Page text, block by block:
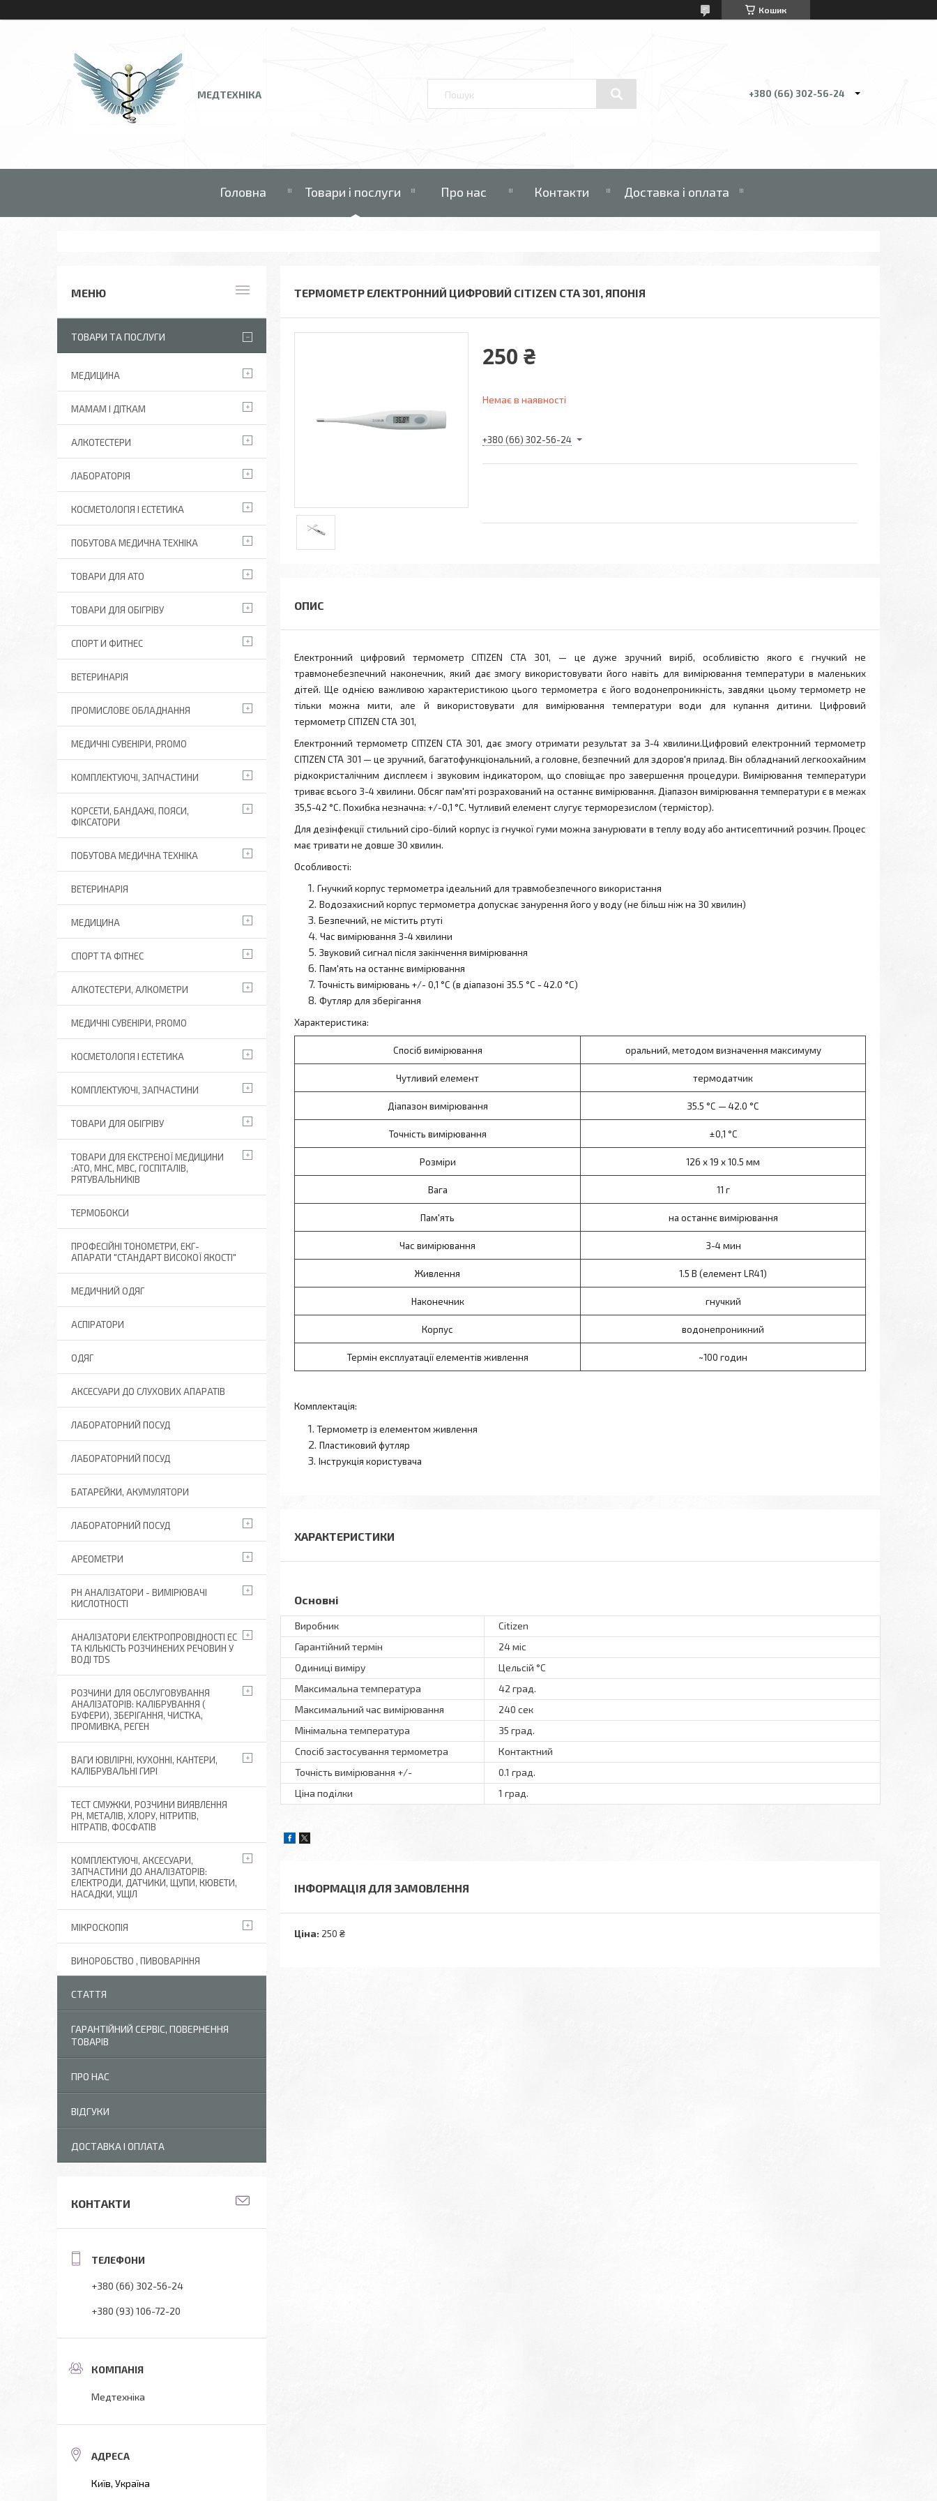
Кошик
МЕДТЕХНІКА +380 (66) 302-56-24
Головна Товари і послуги Про нас Контакти Доставка і оплата
ТЕРМОМЕТР ЕЛЕКТРОННИЙ ЦИФРОВИЙ CITIZEN CTA 301, ЯПОНІЯ
250 ₴
Немає в наявності
+380 (66) 302-56-24
Електронний цифровий термометр CITIZEN CTA 301, — це дуже зручний виріб, особливістю якого є гнучкий не
травмонебезпечний наконечник, який дає змогу використовувати його навіть для вимірювання температури в маленьких
дітей. Ще однією важливою характеристикою цього термометра є його водонепроникність, завдяки цьому термометр не
тільки можна мити, але й використовувати для вимірювання температури води для купання дитини. Цифровий
термометр CITIZEN CTA 301,
Електронний термометр CITIZEN CTA 301, дає змогу отримати результат за 3-4 хвилини.Цифровий електронний термометр
CITIZEN CTA 301 — це зручний, багатофункціональний, а головне, безпечний для здоров'я прилад. Він обладнаний легкоохайним
рідкокристалічним дисплеєм і звуковим індикатором, що сповіщає про завершення процедури. Вимірювання температури
триває всього 3-4 хвилини. Обсяг пам'яті розрахований на останнє вимірювання. Діапазон вимірювання температури є в межах
35,5-42 °C. Похибка незначна: +/-0,1 °C. Чутливий елемент слугує терморезислом (термістор).
Для дезінфекції стильний сіро-білий корпус із гнучкої гуми можна занурювати в теплу воду або антисептичний розчин. Процес
має тривати не довше 30 хвилин.
Особливості:
Гнучкий корпус термометра ідеальний для травмобезпечного використання
Водозахисний корпус термометра допускає занурення його у воду (не більш ніж на 30 хвилин)
Безпечний, не містить ртуті
Час вимірювання 3-4 хвилини
Звуковий сигнал після закінчення вимірювання
Пам'ять на останнє вимірювання
Точність вимірювань +/- 0,1 °C (в діапазоні 35.5 °C - 42.0 °C)
Футляр для зберігання
Характеристика:
Спосіб вимірювання оральний, методом визначення максимуму
Чутливий елемент термодатчик
Діапазон вимірювання 35.5 °C — 42.0 °C
Точність вимірювання ±0,1 °C
Розміри 126 x 19 х 10.5 мм
Вага 11 г
Пам'ять на останнє вимірювання
Час вимірювання 3-4 мин
Живлення 1.5 В (елемент LR41)
Наконечник гнучкий
Корпус водонепроникний
Термін експлуатації елементів живлення ~100 годин
Комплектація:
Термометр із елементом живлення
Пластиковий футляр
Інструкція користувача
ХАРАКТЕРИСТИКИ
Основні
Виробник
Citizen
Гарантійний термін
24 міс
Одиниці виміру
Цельсій °C
Максимальна температура
42 град.
Максимальний час вимірювання
240 сек
Мінімальна температура
35 град.
Спосіб застосування термометра
Контактний
Точність вимірювання +/-
0.1 град.
Ціна поділки
1 град.
ІНФОРМАЦІЯ ДЛЯ ЗАМОВЛЕННЯ
Ціна: 250 ₴
ТОВАРИ ТА ПОСЛУГИ
МЕДИЦИНА
МАМАМ І ДІТКАМ
АЛКОТЕСТЕРИ
ЛАБОРАТОРІЯ
КОСМЕТОЛОГІЯ І ЕСТЕТИКА
ПОБУТОВА МЕДИЧНА ТЕХНІКА
ТОВАРИ ДЛЯ АТО
ТОВАРИ ДЛЯ ОБІГРІВУ
СПОРТ И ФИТНЕС
ВЕТЕРИНАРІЯ
ПРОМИСЛОВЕ ОБЛАДНАННЯ
МЕДИЧНІ СУВЕНІРИ, PROMO
КОМПЛЕКТУЮЧІ, ЗАПЧАСТИНИ
КОРСЕТИ, БАНДАЖІ, ПОЯСИ,
ФІКСАТОРИ
ПОБУТОВА МЕДИЧНА ТЕХНІКА
ВЕТЕРИНАРІЯ
МЕДИЦИНА
СПОРТ ТА ФІТНЕС
АЛКОТЕСТЕРИ, АЛКОМЕТРИ
МЕДИЧНІ СУВЕНІРИ, PROMO
КОСМЕТОЛОГІЯ І ЕСТЕТИКА
КОМПЛЕКТУЮЧІ, ЗАПЧАСТИНИ
ТОВАРИ ДЛЯ ОБІГРІВУ
ТОВАРИ ДЛЯ ЕКСТРЕНОЇ МЕДИЦИНИ
:АТО, МНС, МВС, ГОСПІТАЛІВ,
РЯТУВАЛЬНИКІВ
ТЕРМОБОКСИ
ПРОФЕСІЙНІ ТОНОМЕТРИ, ЕКГ-
АПАРАТИ "СТАНДАРТ ВИСОКОЇ ЯКОСТІ"
МЕДИЧНИЙ ОДЯГ
АСПІРАТОРИ
ОДЯГ
АКСЕСУАРИ ДО СЛУХОВИХ АПАРАТІВ
ЛАБОРАТОРНИЙ ПОСУД
ЛАБОРАТОРНИЙ ПОСУД
БАТАРЕЙКИ, АКУМУЛЯТОРИ
ЛАБОРАТОРНИЙ ПОСУД
АРЕОМЕТРИ
РН АНАЛІЗАТОРИ - ВИМІРЮВАЧІ
КИСЛОТНОСТІ
АНАЛІЗАТОРИ ЕЛЕКТРОПРОВІДНОСТІ EC
ТА КІЛЬКІСТЬ РОЗЧИНЕНИХ РЕЧОВИН У
ВОДІ TDS
РОЗЧИНИ ДЛЯ ОБСЛУГОВУВАННЯ
АНАЛІЗАТОРІВ: КАЛІБРУВАННЯ (
БУФЕРИ), ЗБЕРІГАННЯ, ЧИСТКА,
ПРОМИВКА, РЕГЕН
ВАГИ ЮВІЛІРНІ, КУХОННІ, КАНТЕРИ,
КАЛІБРУВАЛЬНІ ГИРІ
ТЕСТ СМУЖКИ, РОЗЧИНИ ВИЯВЛЕННЯ
РН, МЕТАЛІВ, ХЛОРУ, НІТРИТІВ,
НІТРАТІВ, ФОСФАТІВ
КОМПЛЕКТУЮЧІ, АКСЕСУАРИ,
ЗАПЧАСТИНИ ДО АНАЛІЗАТОРІВ:
ЕЛЕКТРОДИ, ДАТЧИКИ, ЩУПИ, КЮВЕТИ,
НАСАДКИ, УЩІЛ
МІКРОСКОПІЯ
ВИНОРОБСТВО , ПИВОВАРІННЯ
СТАТТЯ
ГАРАНТІЙНИЙ СЕРВІС, ПОВЕРНЕННЯ
ТОВАРІВ
ПРО НАС
ВІДГУКИ
ДОСТАВКА І ОПЛАТА
КОНТАКТИ
+380 (66) 302-56-24
+380 (93) 106-72-20
Медтехніка
Київ, Україна